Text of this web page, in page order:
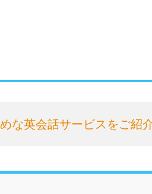
な英会話サービスをご紹